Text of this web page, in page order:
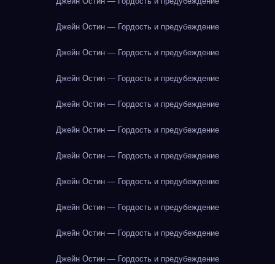
Джейн Остин — Гордость и предубеждение
Джейн Остин — Гордость и предубеждение
Джейн Остин — Гордость и предубеждение
Джейн Остин — Гордость и предубеждение
Джейн Остин — Гордость и предубеждение
Джейн Остин — Гордость и предубеждение
Джейн Остин — Гордость и предубеждение
Джейн Остин — Гордость и предубеждение
Джейн Остин — Гордость и предубеждение
Джейн Остин — Гордость и предубеждение